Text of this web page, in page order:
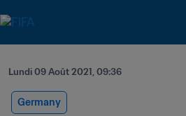
Lundi 09 Août 2021, 09:36
Germany